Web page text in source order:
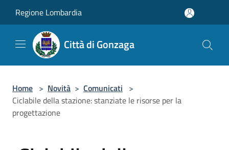
Regione Lombardia
Città di Gonzaga
Home > Novità > Comunicati >
Ciclabile della stazione: stanziate le risorse per la
progettazione